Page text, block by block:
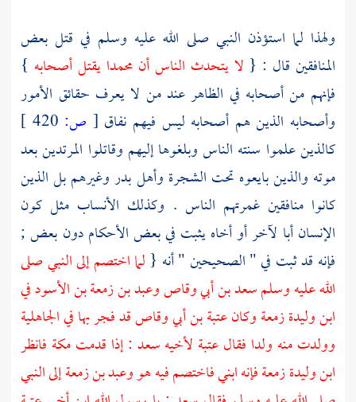
ولهذا لما استؤذن النبي صلى الله عليه وسلم في قتل بعض
المنافقين قال : { لا يتحدث الناس أن محمدايقتل أصحابه }
فإنهم من أصحابه في الظاهر عند من لا يعرف حقائق الأمور
وأصحابه الذين هم أصحابه ليس فيهم نفاق [ ص:
كالذين علموا سنته الناس وبلغوها إليهم وقاتلوا المرتدين بعد
موته والذين بايعوه تحت الشجرة وأهلبدروغيرهم بل الذين
كانوا منافقين غمرتهم الناس . وكذلك الأنساب مثل كون
الإنسان أبا لآخر أو أخاه يثبت في بعض الأحكام دون بعض ;
فإنه قد ثبت في " الصحيحين " أنه { لما اختصم إلى النبي صلى
الله عليه وسلمسعد بن أبي وقاصوعبد بن زمعة بن الأسودفي
ابن وليدة زمعةوكانعتبة بن أبي وقاصقد فجر بها في الجاهلية
وولدت منه ولدا فقالعتبة لأخيهسعد : إذا قدمتمكة فانظر
ابن وليدة زمعةفإنه ابني فاختصم فيه هووعبد بن زمعةإلى النبي